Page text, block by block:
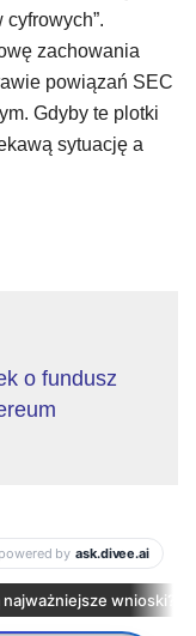
cyfrowych”.
zachowania
powiązań SEC
Gdyby te plotki
sytuację a
o fundusz